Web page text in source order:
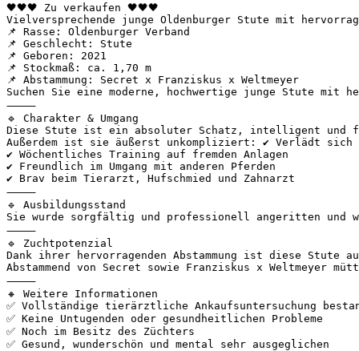
🖤🖤🖤 Zu verkaufen 🖤🖤🖤
Vielversprechende junge Oldenburger Stute mit
📌 Rasse: Oldenburger Verband
📌 Geschlecht: Stute
📌 Geboren: 2021
📌 Stockmaß: ca. 1,70 m
📌 Abstammung: Secret x Franziskus x Weltmeyer
Suchen Sie eine moderne, hochwertige junge Stute mit
⸻
🔹 Charakter & Umgang
Diese Stute ist ein absoluter Schatz, intelligent und
Außerdem ist sie äußerst unkompliziert: ✔ Verlädt sich
✔ Wöchentliches Training auf fremden Anlagen
✔ Freundlich im Umgang mit anderen Pferden
✔ Brav beim Tierarzt, Hufschmied und Zahnarzt
⸻
🔹 Ausbildungsstand
Sie wurde sorgfältig und professionell angeritten und
⸻
🔹 Zuchtpotenzial
Dank ihrer hervorragenden Abstammung ist diese
Abstammend von Secret sowie Franziskus x
⸻
🔸 Weitere Informationen
✅ Vollständige tierärztliche Ankaufsuntersuchung
✅ Keine Untugenden oder gesundheitlichen Probleme
✅ Noch im Besitz des Züchters
✅ Gesund, wunderschön und mental sehr ausgeglichen